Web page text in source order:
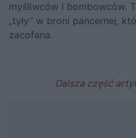
myśliwców i bombowców.
„tyły” w broni pancernej,
zacofana.